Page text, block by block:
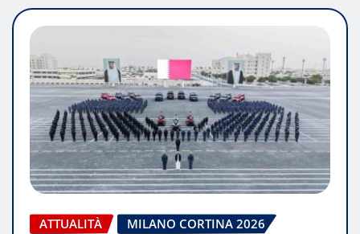
ATTUALITÀ MILANO CORTINA 2026